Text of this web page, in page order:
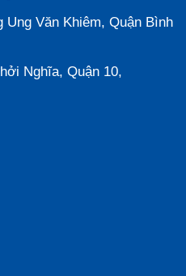
Văn Khiêm, Quận Bình
Nghĩa, Quận 10,